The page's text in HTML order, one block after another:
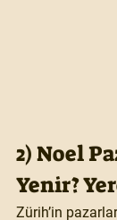
2) Noel
Yenir?
Zürih’in